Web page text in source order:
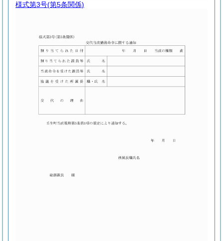
様式第3号(第5条関係)